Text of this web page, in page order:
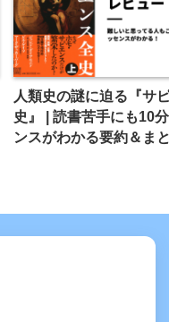
人類史の謎に迫る『サ
史』 | 読書苦手にも10
ンスがわかる要約＆ま